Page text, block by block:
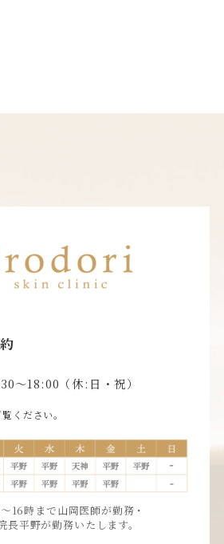
〜18:00（休:日・祝）
ください。
16時まで山岡医師が勤務・
長平野が勤務いたします。